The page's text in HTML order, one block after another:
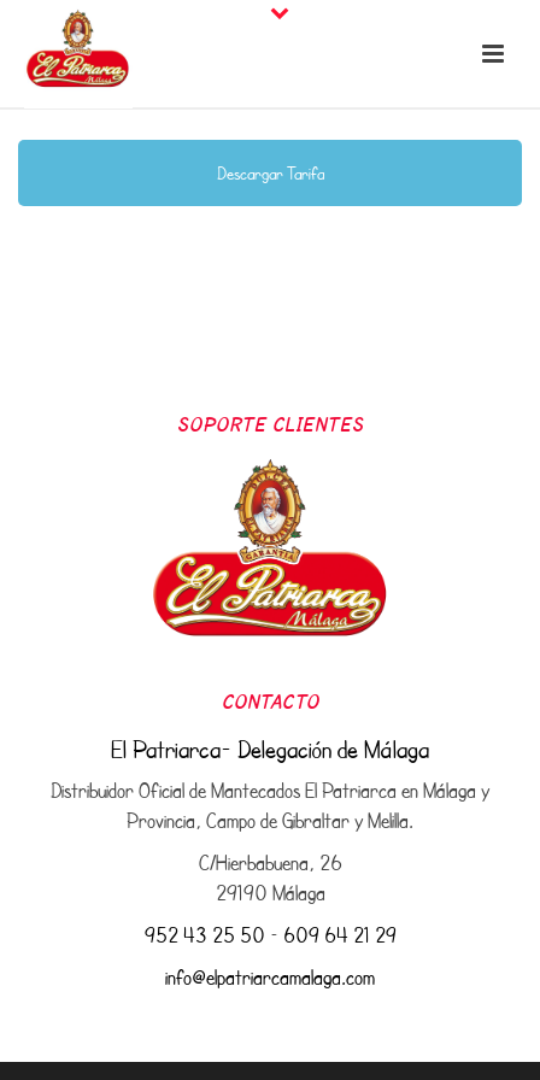
Descargar Tarifa
SOPORTE CLIENTES
CONTACTO
El Patriarca- Delegación de Málaga
Distribuidor Oficial de Mantecados El Patriarca en Málaga y
Provincia, Campo de Gibraltar y Melilla.
C/Hierbabuena, 26
29190 Málaga
952 43 25 50 – 609 64 21 29
info@elpatriarcamalaga.com